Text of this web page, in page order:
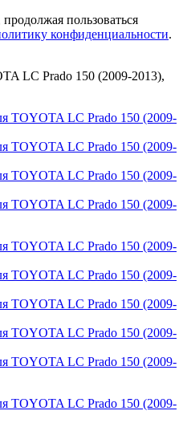
пользоваться
конфиденциальности.
LС Prado 150 (2009-2013),